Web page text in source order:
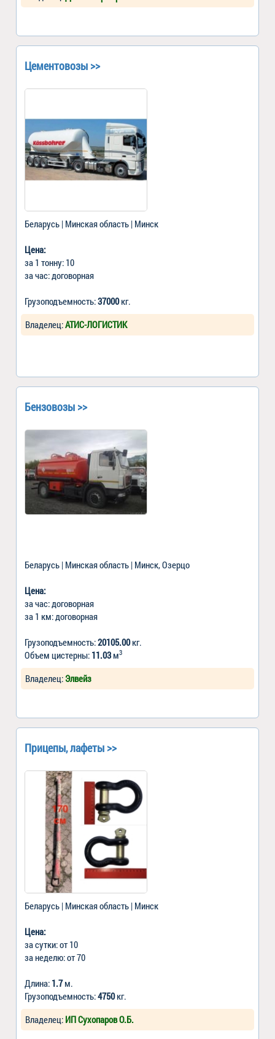
Цементовозы >>
Беларусь | Минская область | Минск
Цена:
за 1 тонну: 10
за час: договорная
Грузоподъемность:37000кг.
Владелец:АТИС-ЛОГИСТИК
Бензовозы >>
Беларусь | Минская область | Минск, Озерцо
Цена:
за час: договорная
за 1 км: договорная
Грузоподъемность:20105.00кг.
Объем цистерны: 11.03м3
Владелец: Элвейз
Прицепы, лафеты >>
Беларусь | Минская область | Минск
Цена:
за сутки: от 10
за неделю: от 70
Длина: 1.7м.
Грузоподъемность:4750кг.
Владелец: ИП Сухопаров О.Б.